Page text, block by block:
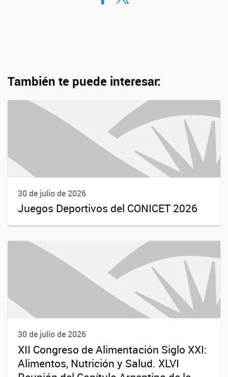
También te puede interesar:
30 de julio de 2026
Juegos Deportivos del CONICET 2026
30 de julio de 2026
XII Congreso de Alimentación Siglo XXI:
Alimentos, Nutrición y Salud. XLVI